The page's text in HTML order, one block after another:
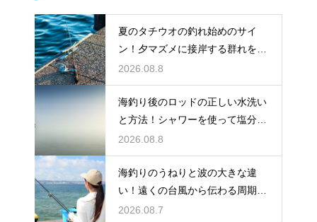
夏のタチウオの釣れ始めのサイ
ン！夕マズメに接岸する群れをル
アーで狙う
2026.08.8
海釣り後のロッドの正しい水洗い
と方法！シャワーを使って塩分を
落出す
2026.08.8
海釣りのうねりと波の大きな違
い！遠くの台風から伝わる周期の
長い波の危険
2026.08.7